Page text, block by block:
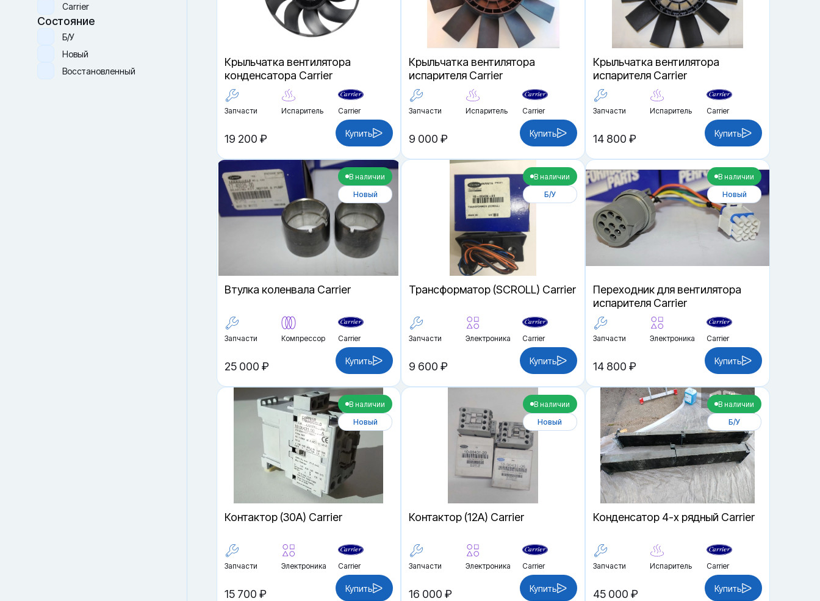
Carrier
Состояние
Б/У
Новый
Восстановленный
Крыльчатка вентилятора
конденсатора Carrier
Запчасти Испаритель Carrier
19 200 ₽ Купить
Крыльчатка вентилятора
испарителя Carrier
Запчасти Испаритель Carrier
9 000 ₽ Купить
Крыльчатка вентилятора
испарителя Carrier
Запчасти Испаритель Carrier
14 800 ₽ Купить
В наличии
Новый
Втулка коленвала Carrier
Запчасти Компрессор Carrier
25 000 ₽ Купить
В наличии
Б/У
Трансформатор (SCROLL) Carrier
Запчасти Электроника Carrier
9 600 ₽ Купить
В наличии
Новый
Переходник для вентилятора
испарителя Carrier
Запчасти Электроника Carrier
14 800 ₽ Купить
В наличии
Новый
Контактор (30A) Carrier
Запчасти Электроника Carrier
15 700 ₽ Купить
В наличии
Новый
Контактор (12A) Carrier
Запчасти Электроника Carrier
16 000 ₽ Купить
В наличии
Б/У
Конденсатор 4-х рядный Carrier
Запчасти Испаритель Carrier
45 000 ₽ Купить